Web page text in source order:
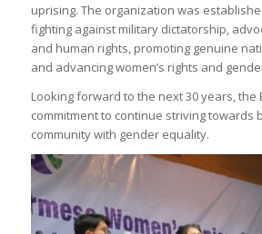
uprising. The organization was
fighting against military dictatorship,
and human rights, promoting genuine
and advancing women’s rights and
Looking forward to the next 30 years, the
commitment to continue striving towards
community with gender equality.